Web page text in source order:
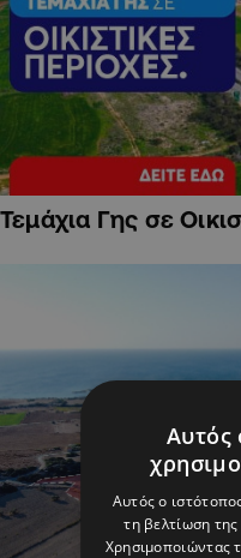
Τεμάχια Γης σε
Αυτός
Αυτός ο
τη βελτίωση
Χρησιμοποιώντας